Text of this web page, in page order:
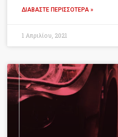
ΔΙΑΒΆΣΤΕ ΠΕΡΙΣΣΌΤΕΡΑ »
1 Απριλίου, 2021